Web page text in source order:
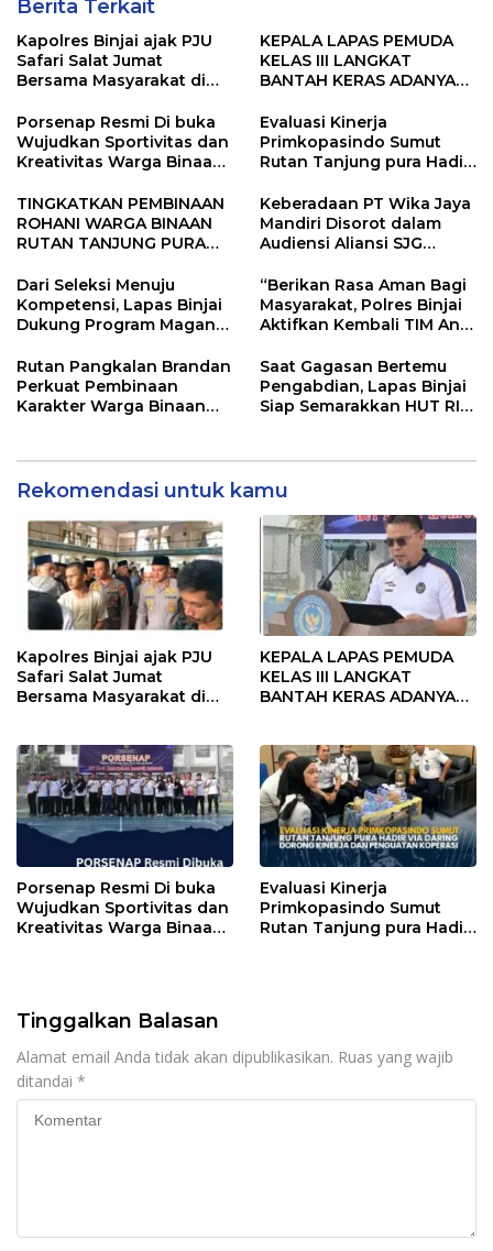
Berita Terkait
Kapolres Binjai ajak PJU
Safari Salat Jumat
Bersama Masyarakat di
KEPALA LAPAS PEMUDA
KELAS III LANGKAT
BANTAH KERAS ADANYA
SELALU DITUTUPI
TENTANG SINDIKAT
PENIPU PENJUALAN EMAS
Porsenap Resmi Di buka
Wujudkan Sportivitas dan
Kreativitas Warga Binaan
Langkat
Evaluasi Kinerja
Primkopasindo Sumut
Rutan Tanjung pura Hadir
dan Penguatan Koperasi
TINGKATKAN PEMBINAAN
ROHANI WARGA BINAAN
RUTAN TANJUNG PURA
BERSAMA KEMENTERIAN
AGAMA KABUPATEN
LANGKAT
Keberadaan PT Wika Jaya
Mandiri Disorot dalam
Audiensi Aliansi SJG
Dari Seleksi Menuju
Kompetensi, Lapas Binjai
Dukung Program Magang
“Berikan Rasa Aman Bagi
Masyarakat, Polres Binjai
Aktifkan Kembali TIM Anti
Rutan Pangkalan Brandan
Perkuat Pembinaan
Karakter Warga Binaan
Saat Gagasan Bertemu
Pengabdian, Lapas Binjai
Siap Semarakkan HUT RI
Rekomendasi untuk kamu
Kapolres Binjai ajak PJU
Safari Salat Jumat
Bersama Masyarakat di
KEPALA LAPAS PEMUDA
KELAS III LANGKAT
BANTAH KERAS ADANYA
TENTANG SINDIKAT
PENIPU PENJUALAN EMAS
Porsenap Resmi Di buka
Wujudkan Sportivitas dan
Kreativitas Warga Binaan
Evaluasi Kinerja
Primkopasindo Sumut
Rutan Tanjung pura Hadir
Tinggalkan Balasan
Alamat email Anda tidak akan dipublikasikan. Ruas yang wajib
ditandai *